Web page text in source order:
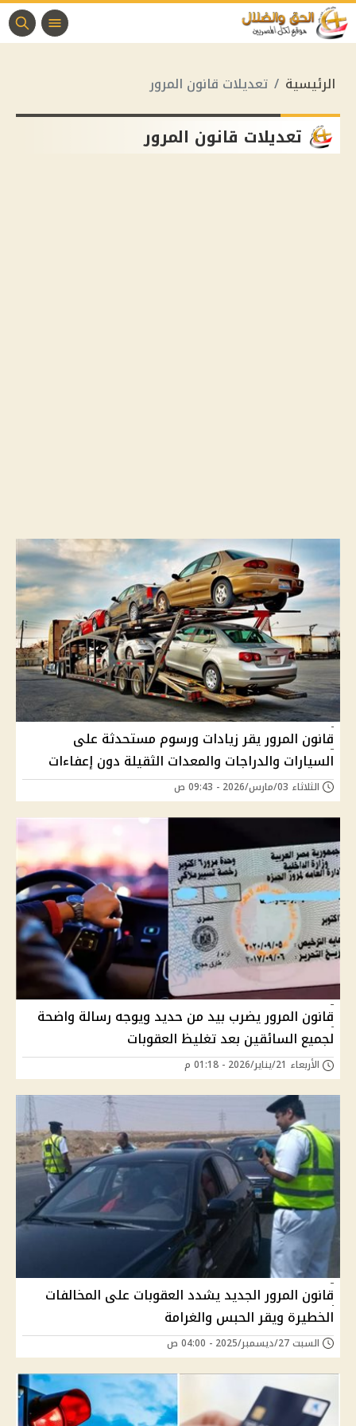
الرئيسية تعديلات قانون المرور
تعديلات قانون المرور
قانون المرور يقر زيادات ورسوم مستحدثة على
السيارات والدراجات والمعدات الثقيلة دون إعفاءات
الثلاثاء 03/مارس/2026 - 09:43 ص
قانون المرور يضرب بيد من حديد ويوجه رسالة واضحة
لجميع السائقين بعد تغليظ العقوبات
الأربعاء 21/يناير/2026 - 01:18 م
قانون المرور الجديد يشدد العقوبات على المخالفات
الخطيرة ويقر الحبس والغرامة
السبت 27/ديسمبر/2025 - 04:00 ص